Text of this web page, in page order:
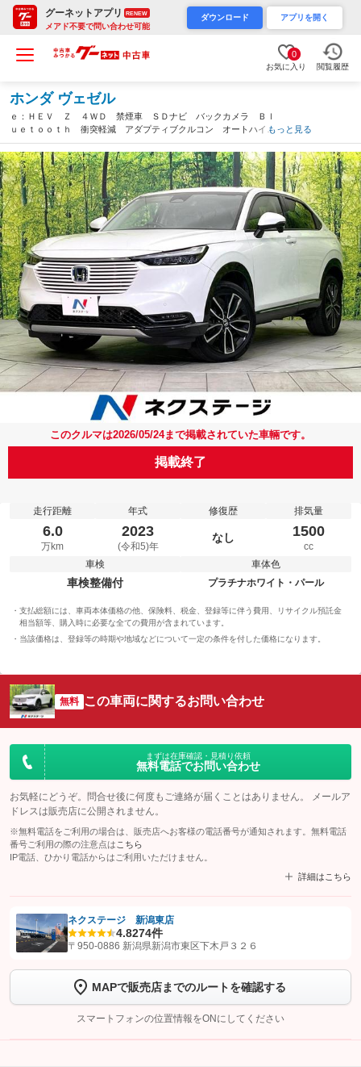
グーネットアプリ RENEW
メアド不要で問い合わせ可能
ダウンロード アプリを開く
0
お気に入り 閲覧履歴
ホンダ ヴェゼル
ｅ：ＨＥＶ Ｚ ４ＷＤ 禁煙車 ＳＤナビ バックカメラ Ｂｌ
ｕｅｔｏｏｔｈ 衝突軽減 アダプティブクルコン オートハイビ
ーム ＬＥＤヘッド／フォグ ハンンズフリーパワーバックドア
前席シートヒーター オートエアコン（新潟県）
もっと見る
このクルマは2026/05/24まで掲載されていた車輛です。
掲載終了
走行距離
6.0
万km
年式
2023
(令和5)年
修復歴
なし
排気量
1500
cc
車検
車検整備付
車体色
プラチナホワイト・パール
支払総額には、車両本体価格の他、保険料、税金、登録等に伴う費用、リサイクル預託金
相当額等、購入時に必要な全ての費用が含まれています。
当該価格は、登録等の時期や地域などについて一定の条件を付した価格になります。
無料 この車両に関するお問い合わせ
まずは在庫確認・見積り依頼
無料電話でお問い合わせ
お気軽にどうぞ。問合せ後に何度もご連絡が届くことはありません。 メールア
ドレスは販売店に公開されません。
※無料電話をご利用の場合は、販売店へお客様の電話番号が通知されます。無料電話
番号ご利用の際の注意点は こちら
IP電話、ひかり電話からはご利用いただけません。
詳細はこちら
【STEP1】認証画面でグーネットを友だち追加してから「許可する」ボタンを押
トーク画面で
ボタンをタップして問い合わせを
完了してください。
こちら
ネクステージ 新潟東店
4.8274件
〒950-0886 新潟県新潟市東区下木戸３２６
MAPで販売店までのルートを確認する
スマートフォンの位置情報をONにしてください